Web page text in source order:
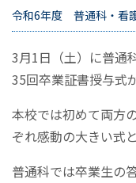
令和6年度 普通科・看
3月1日（土）に普通
35回卒業証書授与式
本校では初めて両方
ぞれ感動の大きい式
普通科では卒業生の